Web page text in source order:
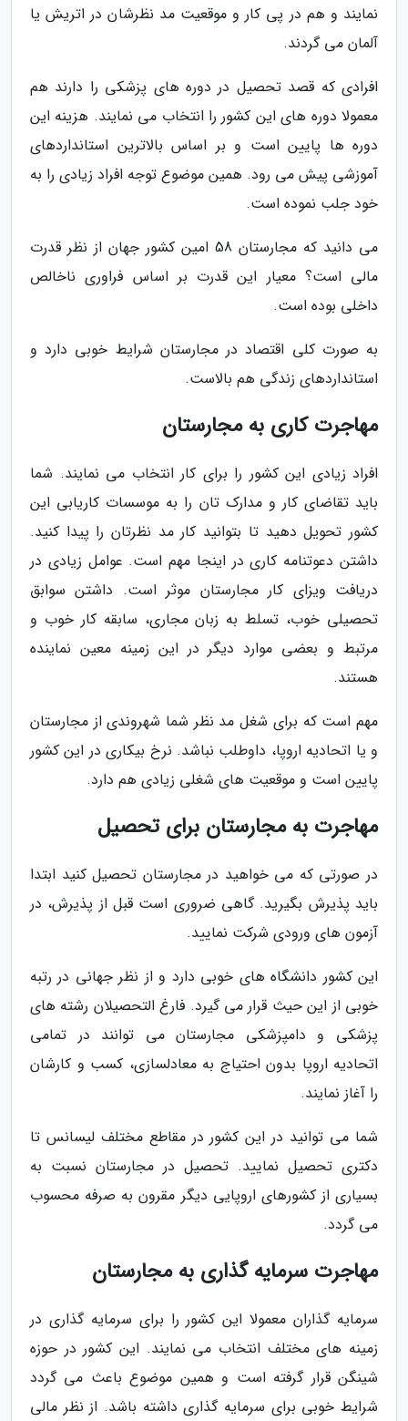
نمایند و هم در پی کار و موقعیت مد نظرشان در اتریش یا
آلمان می گردند.
افرادی که قصد تحصیل در دوره های پزشکی را دارند هم
معمولا دوره های این کشور را انتخاب می نمایند. هزینه این
دوره ها پایین است و بر اساس بالاترین استانداردهای
آموزشی پیش می رود. همین موضوع توجه افراد زیادی را به
خود جلب نموده است.
می دانید که مجارستان 58 امین کشور جهان از نظر قدرت
مالی است؟ معیار این قدرت بر اساس فراوری ناخالص
داخلی بوده است.
به صورت کلی اقتصاد در مجارستان شرایط خوبی دارد و
استانداردهای زندگی هم بالاست.
مهاجرت کاری به مجارستان
افراد زیادی این کشور را برای کار انتخاب می نمایند. شما
باید تقاضای کار و مدارک تان را به موسسات کاریابی این
کشور تحویل دهید تا بتوانید کار مد نظرتان را پیدا کنید.
داشتن دعوتنامه کاری در اینجا مهم است. عوامل زیادی در
دریافت ویزای کار مجارستان موثر است. داشتن سوابق
تحصیلی خوب، تسلط به زبان مجاری، سابقه کار خوب و
مرتبط و بعضی موارد دیگر در این زمینه معین نماینده
هستند.
مهم است که برای شغل مد نظر شما شهروندی از مجارستان
و یا اتحادیه اروپا، داوطلب نباشد. نرخ بیکاری در این کشور
پایین است و موقعیت های شغلی زیادی هم دارد.
مهاجرت به مجارستان برای تحصیل
در صورتی که می خواهید در مجارستان تحصیل کنید ابتدا
باید پذیرش بگیرید. گاهی ضروری است قبل از پذیرش، در
آزمون های ورودی شرکت نمایید.
این کشور دانشگاه های خوبی دارد و از نظر جهانی در رتبه
خوبی از این حیث قرار می گیرد. فارغ التحصیلان رشته های
پزشکی و دامپزشکی مجارستان می توانند در تمامی
اتحادیه اروپا بدون احتیاج به معادلسازی، کسب و کارشان
را آغاز نمایند.
شما می توانید در این کشور در مقاطع مختلف لیسانس تا
دکتری تحصیل نمایید. تحصیل در مجارستان نسبت به
بسیاری از کشورهای اروپایی دیگر مقرون به صرفه محسوب
می گردد.
مهاجرت سرمایه گذاری به مجارستان
سرمایه گذاران معمولا این کشور را برای سرمایه گذاری در
زمینه های مختلف انتخاب می نمایند. این کشور در حوزه
شینگن قرار گرفته است و همین موضوع باعث می گردد
شرایط خوبی برای سرمایه گذاری داشته باشد. از نظر مالی